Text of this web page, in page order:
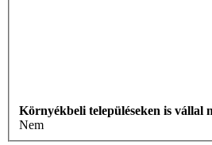
Környékbeli településeken is vállal
Nem